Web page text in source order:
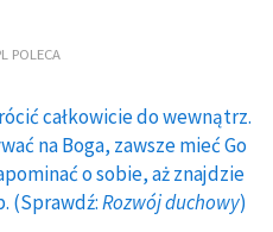
POLECA
całkowicie do wewnątrz.
na Boga, zawsze mieć Go
o sobie, aż znajdzie
(Sprawdź:Rozwój duchowy)